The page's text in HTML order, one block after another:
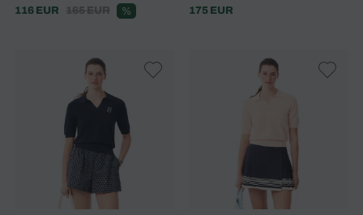
116 EUR 165 EUR % 175 EUR